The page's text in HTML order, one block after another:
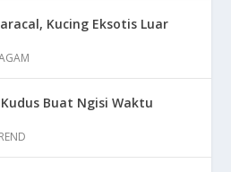
Kucing Eksotis Luar
Buat Ngisi Waktu